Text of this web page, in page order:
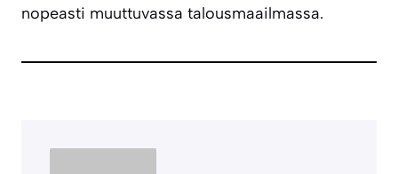
nopeasti muuttuvassa talousmaailmassa.